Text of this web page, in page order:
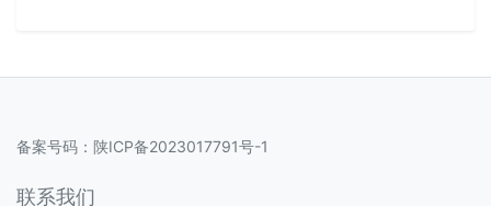
备案号码： 陕ICP备2023017791号-1
联系我们